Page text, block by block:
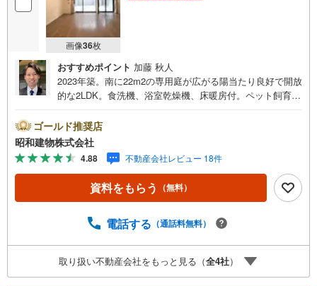
画像36枚
おすすめポイント 加藤 秋人
2023年築。南に22m2の専用庭が広がる陽当たり良好で開放
的な2LDK。食洗機、浴室乾燥機、床暖房付。ペット飼育
地。コンビニやスーパーが徒歩5分圏内にあり毎日のお買い
物も楽々です。 ・・・地域密着昭和建物です・・・ 西荻
窪に創業44年、地域密着の不動産会社です。 不動産購
入、買換えには、不安がつきもの。 物件の選定や住宅ロー
ンはもちろん地域密着だからこその情報をお伝え、ご提案
いたします。 お気軽にご相談、ご来社頂ける会社です。
じ建物は存在しません。唯一無二の不動産をお手伝いいた
ざいます。 ご家族で楽しくご検討頂けるようご案内してお
りますのでぜひ、お気軽にお問い合わせください。 営業時
間: 9:00 - 20:00
ゴールド推奨店
昭和建物株式会社
4.88 不動産会社レビュー 18件
資料をもらう （無料）
電話する （通話料無料）
取り扱い不動産会社をもっと見る（全4社）